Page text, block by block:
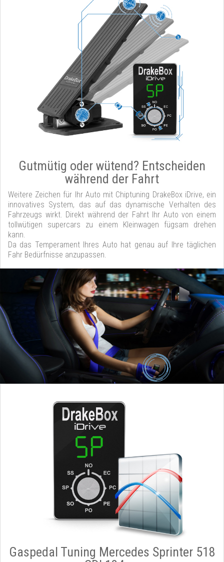
Gutmütig oder wütend? Entscheiden
während der Fahrt
Weitere Zeichen für Ihr Auto mit Chiptuning DrakeBox iDrive, ein
innovatives System, das auf das dynamische Verhalten des
Fahrzeugs wirkt. Direkt während der Fahrt Ihr Auto von einem
tollwütigen supercars zu einem Kleinwagen fügsam drehen
kann.
Da das Temperament Ihres Auto hat genau auf Ihre täglichen
Fahr Bedürfnisse anzupassen.
Gaspedal Tuning Mercedes Sprinter 518